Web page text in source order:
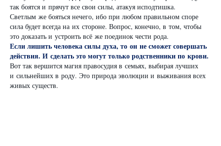
так боятся и прячут все свои силы, атакуя исподтишка.
Светлым же бояться нечего, ибо при любом правильном споре
сила будет всегда на их стороне. Вопрос, конечно, в том, чтобы
это доказать и устроить всё же поединок чести рода.
Если лишить человека силы духа, то он не сможет совершать
действия. И сделать это могут только родственники по крови.
Вот так вершится магия правосудия в семьях, выбирая лучших
и сильнейших в роду. Это природа эволюции и выживания всех
живых существ.